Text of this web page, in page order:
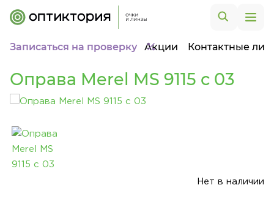
Записаться на проверку Акции Контактные
Оправа Merel MS 9115 с 03
Нет в наличии